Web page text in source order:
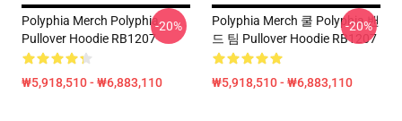
Polyphia Merch Polyphia
Pullover Hoodie RB1207
₩5,918,510 - ₩6,883,110
-20%
Polyphia Merch 쿨 Polyphia 밴
드 팀 Pullover Hoodie RB1207
₩5,918,510 - ₩6,883,110
-20%